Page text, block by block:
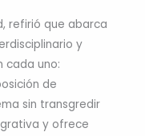
refirió que abarca
y
cada uno:
de
sin transgredir
y ofrece